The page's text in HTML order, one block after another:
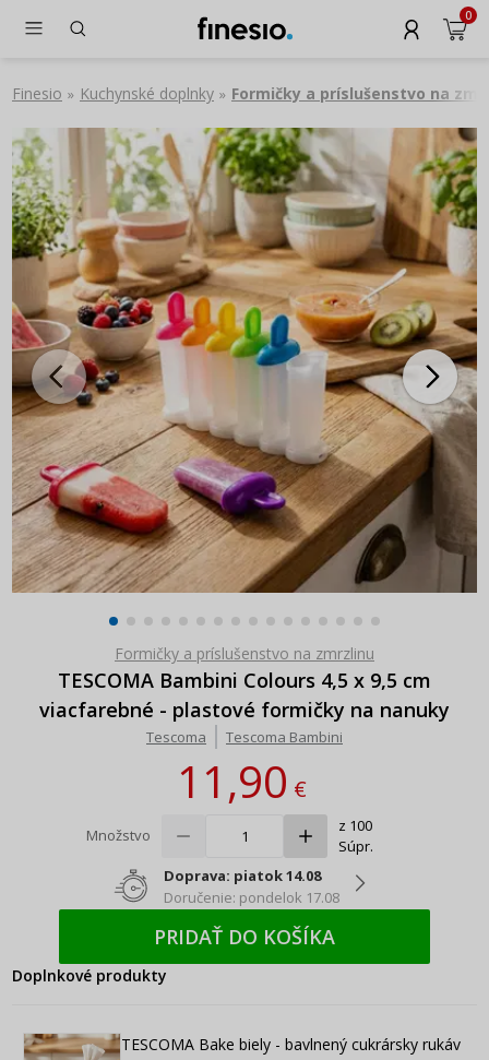
0
Finesio » Kuchynské doplnky » Formičky a príslušenstvo na
Formičky a príslušenstvo na zmrzlinu
TESCOMA Bambini Colours 4,5 x 9,5 cm
viacfarebné - plastové formičky na nanuky
Tescoma Tescoma Bambini
11,90€
Množstvo
z 100
Súpr.
Doprava: piatok 14.08
Doručenie: pondelok 17.08
PRIDAŤ DO KOŠÍKA
Doplnkové produkty
TESCOMA Bake biely - bavlnený cukrársky rukáv